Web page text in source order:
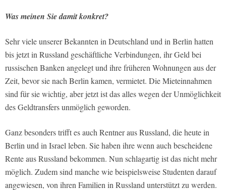
Was meinen Sie damit konkret?
Sehr viele unserer Bekannten in Deutschland und in Berlin hatten
bis jetzt in Russland geschäftliche Verbindungen, ihr Geld bei
russischen Banken angelegt und ihre früheren Wohnungen aus der
Zeit, bevor sie nach Berlin kamen, vermietet. Die Mieteinnahmen
sind für sie wichtig, aber jetzt ist das alles wegen der Unmöglichkeit
des Geldtransfers unmöglich geworden.
Ganz besonders trifft es auch Rentner aus Russland, die heute in
Berlin und in Israel leben. Sie haben ihre wenn auch bescheidene
Rente aus Russland bekommen. Nun schlagartig ist das nicht mehr
möglich. Zudem sind manche wie beispielsweise Studenten darauf
angewiesen, von ihren Familien in Russland unterstützt zu werden.